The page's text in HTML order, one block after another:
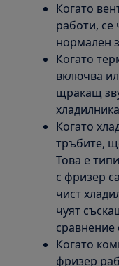
Когато
работи, се
нормален
Когато
включва
щракащ
Когато
тръбите,
Това е
с фризер
чист
чуят
сравнение
Когато
фризер